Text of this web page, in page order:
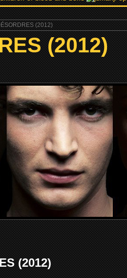
(2012)
(2012)
(2012)